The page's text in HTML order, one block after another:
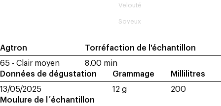
Velouté
Soyeux
Agtron
65 - Clair moyen
Torréfaction de l'échantillon
8.00 min
Données de dégustation
13/05/2025
Grammage
12 g
Millilitres
200
Moulure de l´échantillon